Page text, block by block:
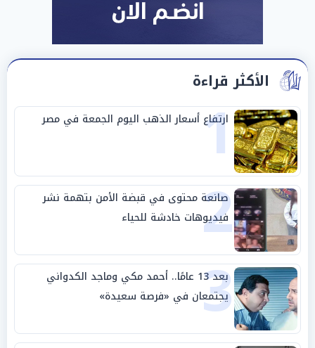
الأكثر قراءة
1
ارتفاع أسعار الذهب اليوم الجمعة في مصر
2
صانعة محتوى في قبضة الأمن بتهمة نشر
فيديوهات خادشة للحياء
3 بعد 13 عامًا.. أحمد مكي وماجد الكدواني
يجتمعان في «فرصة سعيدة»